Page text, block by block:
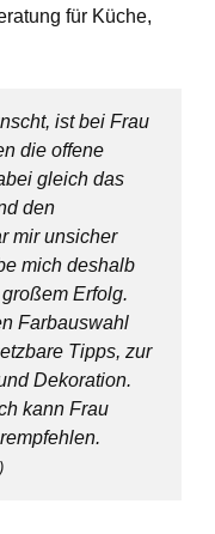
für Küche,
ist bei Frau
die offene
gleich das
den
mir unsicher
mich deshalb
Erfolg.
Farbauswahl
Tipps, zur
Dekoration.
kann Frau